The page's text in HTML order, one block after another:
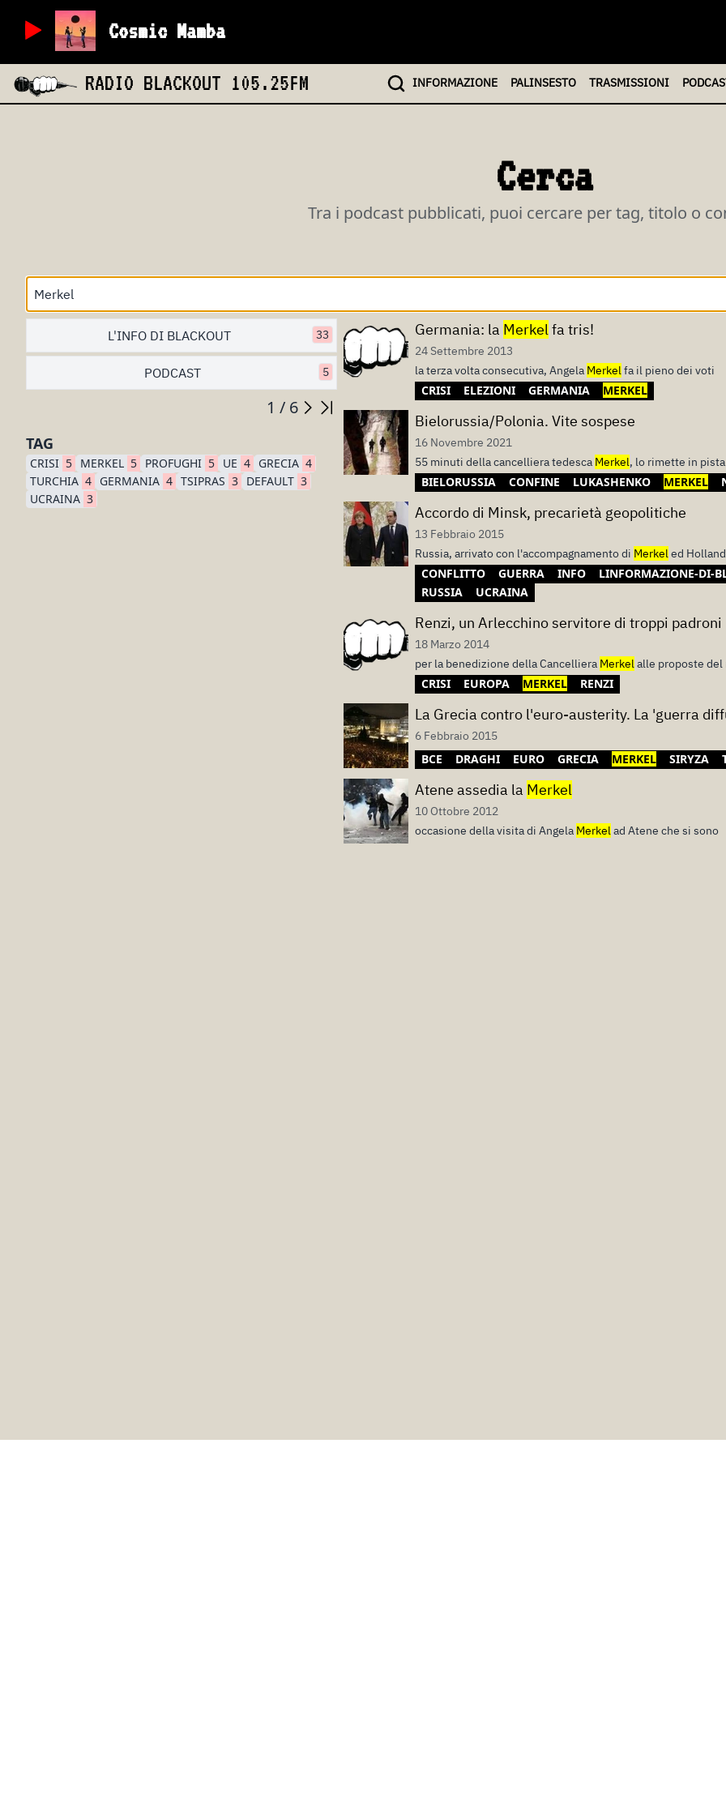
Cosmic Mamba
RADIO BLACKOUT 105.25FM INFORMAZIONE PALINSESTO TRASMISSIONI
Cerca
Tra i podcast pubblicati, puoi cercare per tag, titolo o
L'INFO DI BLACKOUT 33
PODCAST 5
1 / 6
TAG
CRISI 5 MERKEL 5 PROFUGHI 5 UE 4 GRECIA 4
TURCHIA 4 GERMANIA 4 TSIPRAS 3 DEFAULT 3
UCRAINA 3
Germania: la Merkelfa tris!
24 Settembre 2013
la terza volta consecutiva, Angela Merkelfa il pieno dei voti
CRISI ELEZIONI GERMANIA MERKEL
Bielorussia/Polonia. Vite sospese
16 Novembre 2021
55 minuti della cancelliera tedesca Merkel, lo rimette in
BIELORUSSIA CONFINE LUKASHENKO MERKEL
Accordo di Minsk, precarietà geopolitiche
13 Febbraio 2015
Russia, arrivato con l'accompagnamento di Merkeled
CONFLITTO GUERRA INFO LINFORMAZIONE-DI-
RUSSIA
UCRAINA
Renzi, un Arlecchino servitore di troppi padroni
18 Marzo 2014
per la benedizione della Cancelliera Merkelalle proposte
CRISI EUROPA MERKEL RENZI
La Grecia contro l'euro-austerity. La 'guerra
6 Febbraio 2015
BCE DRAGHI EURO GRECIA MERKEL SIRYZA
Atene assedia la Merkel
10 Ottobre 2012
occasione della visita di Angela Merkelad Atene che si sono